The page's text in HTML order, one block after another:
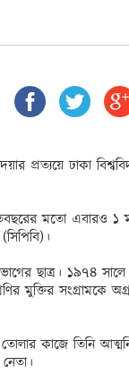
প্রত্যয়ে ঢাকা
মতো এবারও ১
ছাত্র। ১৯৭৪ সালে
মুক্তির
কাজে তিনি